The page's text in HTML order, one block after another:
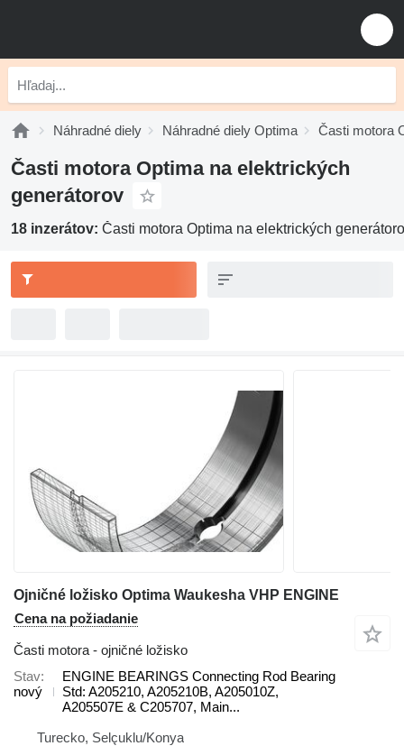
Náhradné diely Náhradné diely Optima Časti motora
Časti motora Optima na elektrických
generátorov
18 inzerátov: Časti motora Optima na elektrických
Ojničné ložisko Optima Waukesha VHP ENGINE
Cena na požiadanie
Časti motora - ojničné ložisko
Stav
nový
ENGINE BEARINGS Connecting Rod Bearing
Std: A205210, A205210B, A205010Z,
A205507E & C205707, Main...
Turecko, Selçuklu/Konya